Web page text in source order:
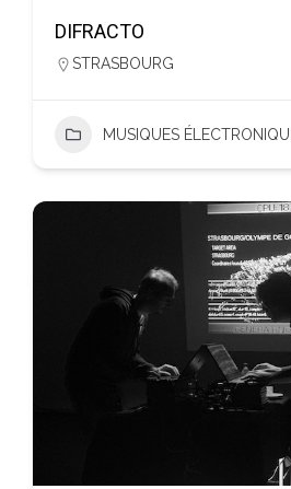
DIFRACTO
STRASBOURG
MUSIQUES